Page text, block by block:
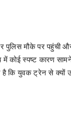
पुलिस मौके पर पहुंची
में कोई स्पष्ट कारण
है कि युवक ट्रेन से क्यों